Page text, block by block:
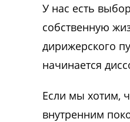
У нас есть
собственную
дирижерского
начинается
Если мы хотим,
внутренним